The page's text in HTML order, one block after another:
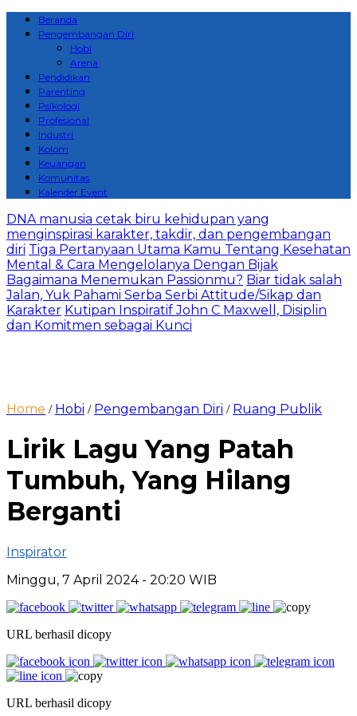
Beranda
Pengembangan Diri
Hobi
Arena
Pendidikan
Parenting
Psikologi
Profesional
Industri
Kolom
Keuangan
Komunitas
Kalender Event
DNA manusia cetak biru kehidupan yang
menginspirasi karakter, takdir, dan pengembangan
diri Tiga Pertanyaan Utama Kamu Tentang Kesehatan
Mental & Cara Mengelolanya Dengan Bijak
Bagaimana Menemukan Passionmu? Biar tidak salah
Jalan, Yuk Pahami Serba Serbi Attitude/Sikap dan
Karakter Kutipan Inspiratif John C Maxwell, Disiplin
dan Komitmen sebagai Kunci
Home / Hobi / Pengembangan Diri / Ruang Publik
Lirik Lagu Yang Patah
Tumbuh, Yang Hilang
Berganti
Inspirator
Minggu, 7 April 2024 - 20:20 WIB
URL berhasil dicopy
URL berhasil dicopy